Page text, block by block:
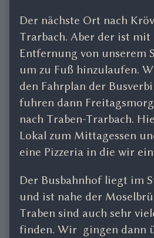
Der nächste Ort nach
Trarbach. Aber der ist mit
Entfernung von unserem
um zu Fuß hinzulaufen.
den Fahrplan der
fuhren dann
nach Traben-Trarbach.
Lokal zum Mittagessen
eine Pizzeria in die wir
Der Busbahnhof liegt im
und ist nahe der
Traben sind auch sehr
finden. Wir gingen dann